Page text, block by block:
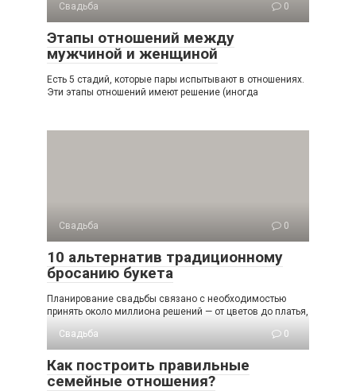
Свадьба 0
Этапы отношений между
мужчиной и женщиной
Есть 5 стадий, которые пары испытывают в отношениях.
Эти этапы отношений имеют решение (иногда
Свадьба 0
10 альтернатив традиционному
бросанию букета
Планирование свадьбы связано с необходимостью
принять около миллиона решений — от цветов до платья,
Свадьба
0
Как построить правильные
семейные отношения?